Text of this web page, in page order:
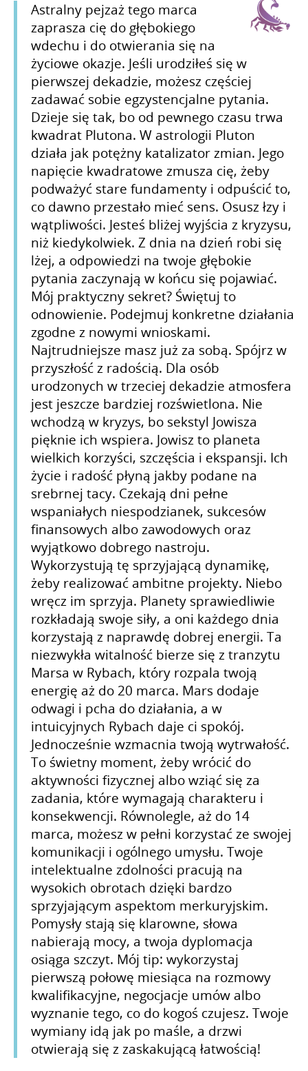
Astralny pejzaż tego marca
zaprasza cię do głębokiego
wdechu i do otwierania się na
życiowe okazje. Jeśli urodziłeś się w
pierwszej dekadzie, możesz częściej
zadawać sobie egzystencjalne pytania.
Dzieje się tak, bo od pewnego czasu trwa
kwadrat Plutona. W astrologii Pluton
działa jak potężny katalizator zmian. Jego
napięcie kwadratowe zmusza cię, żeby
podważyć stare fundamenty i odpuścić to,
co dawno przestało mieć sens. Osusz łzy i
wątpliwości. Jesteś bliżej wyjścia z kryzysu,
niż kiedykolwiek. Z dnia na dzień robi się
lżej, a odpowiedzi na twoje głębokie
pytania zaczynają w końcu się pojawiać.
Mój praktyczny sekret? Świętuj to
odnowienie. Podejmuj konkretne działania
zgodne z nowymi wnioskami.
Najtrudniejsze masz już za sobą. Spójrz w
przyszłość z radością. Dla osób
urodzonych w trzeciej dekadzie atmosfera
jest jeszcze bardziej rozświetlona. Nie
wchodzą w kryzys, bo sekstyl Jowisza
pięknie ich wspiera. Jowisz to planeta
wielkich korzyści, szczęścia i ekspansji. Ich
życie i radość płyną jakby podane na
srebrnej tacy. Czekają dni pełne
wspaniałych niespodzianek, sukcesów
finansowych albo zawodowych oraz
wyjątkowo dobrego nastroju.
Wykorzystują tę sprzyjającą dynamikę,
żeby realizować ambitne projekty. Niebo
wręcz im sprzyja. Planety sprawiedliwie
rozkładają swoje siły, a oni każdego dnia
korzystają z naprawdę dobrej energii. Ta
niezwykła witalność bierze się z tranzytu
Marsa w Rybach, który rozpala twoją
energię aż do 20 marca. Mars dodaje
odwagi i pcha do działania, a w
intuicyjnych Rybach daje ci spokój.
Jednocześnie wzmacnia twoją wytrwałość.
To świetny moment, żeby wrócić do
aktywności fizycznej albo wziąć się za
zadania, które wymagają charakteru i
konsekwencji. Równolegle, aż do 14
marca, możesz w pełni korzystać ze swojej
komunikacji i ogólnego umysłu. Twoje
intelektualne zdolności pracują na
wysokich obrotach dzięki bardzo
sprzyjającym aspektom merkuryjskim.
Pomysły stają się klarowne, słowa
nabierają mocy, a twoja dyplomacja
osiąga szczyt. Mój tip: wykorzystaj
pierwszą połowę miesiąca na rozmowy
kwalifikacyjne, negocjacje umów albo
wyznanie tego, co do kogoś czujesz. Twoje
wymiany idą jak po maśle, a drzwi
otwierają się z zaskakującą łatwością!